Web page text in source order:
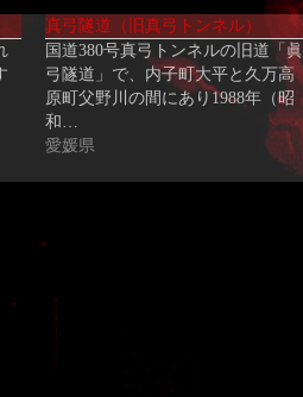
真弓隧道（旧真弓トンネル）
国道380号真弓トンネルの旧道「眞
弓隧道」で、内子町大平と久万高
原町父野川の間にあり1988年（昭
和…
愛媛県